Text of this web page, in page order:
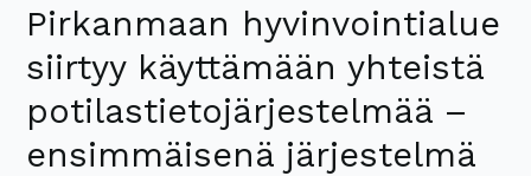
Pirkanmaan hyvinvointialue
siirtyy käyttämään yhteistä
potilastietojärjestelmää –
ensimmäisenä järjestelmä
Vesilahdessa
tammikuussa
2025